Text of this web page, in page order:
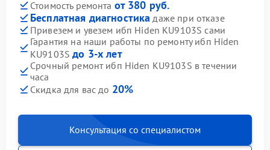
Стоимость ремонта от 380 руб.
Бесплатная диагностика даже при отказе
Привезем и увезем ибп Hiden KU9103S сами
Гарантия на наши работы по ремонту ибп Hiden
KU9103Sдо 3-х лет
Срочный ремонт ибп Hiden KU9103S в течении
часа
Скидка для вас до 20%
Консультация со специалистом